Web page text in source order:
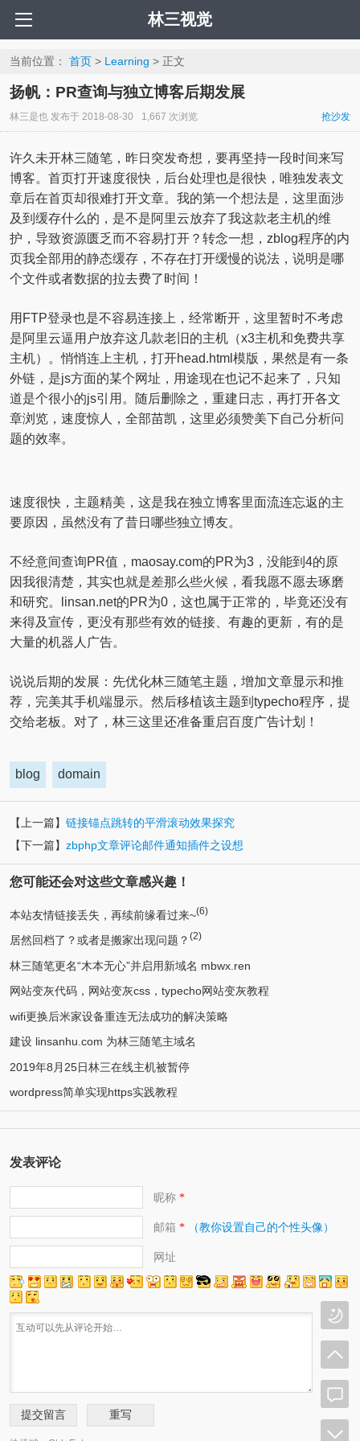
林三视觉
当前位置： 首页> Learning > 正文
扬帆：PR查询与独立博客后期发展
林三是也发布于 2018-08-30 1,667 次浏览 抢沙发
许久未开林三随笔，昨日突发奇想，要再坚持一段时间来写
博客。首页打开速度很快，后台处理也是很快，唯独发表文
章后在首页却很难打开文章。我的第一个想法是，这里面涉
及到缓存什么的，是不是阿里云放弃了我这款老主机的维
护，导致资源匮乏而不容易打开？转念一想，zblog程序的内
页我全部用的静态缓存，不存在打开缓慢的说法，说明是哪
个文件或者数据的拉去费了时间！
用FTP登录也是不容易连接上，经常断开，这里暂时不考虑
是阿里云逼用户放弃这几款老旧的主机（x3主机和免费共享
主机）。悄悄连上主机，打开head.html模版，果然是有一条
外链，是js方面的某个网址，用途现在也记不起来了，只知
道是个很小的js引用。随后删除之，重建日志，再打开各文
章浏览，速度惊人，全部苗凯，这里必须赞美下自己分析问
题的效率。
速度很快，主题精美，这是我在独立博客里面流连忘返的主
要原因，虽然没有了昔日哪些独立博友。
不经意间查询PR值，maosay.com的PR为3，没能到4的原
因我很清楚，其实也就是差那么些火候，看我愿不愿去琢磨
和研究。linsan.net的PR为0，这也属于正常的，毕竟还没有
来得及宣传，更没有那些有效的链接、有趣的更新，有的是
大量的机器人广告。
说说后期的发展：先优化林三随笔主题，增加文章显示和推
荐，完美其手机端显示。然后移植该主题到typecho程序，提
交给老板。对了，林三这里还准备重启百度广告计划！
blog domain
【上一篇】 链接锚点跳转的平滑滚动效果探究
【下一篇】 zbphp文章评论邮件通知插件之设想
您可能还会对这些文章感兴趣！
本站友情链接丢失，再续前缘看过来~(6)
居然回档了？或者是搬家出现问题？ (2)
林三随笔更名“木本无心”并启用新域名 mbwx.ren
网站变灰代码，网站变灰css，typecho网站变灰教程
wifi更换后米家设备重连无法成功的解决策略
建设 linsanhu.com 为林三随笔主域名
2019年8月25日林三在线主机被暂停
wordpress简单实现https实践教程
发表评论
昵称*
邮箱 * （教你设置自己的个性头像）
网址